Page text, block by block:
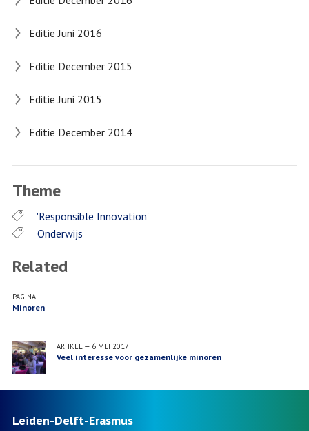
Editie Juni 2016
Editie December 2015
Editie Juni 2015
Editie December 2014
Theme
'Responsible Innovation'
Onderwijs
Related
PAGINA
Minoren
ARTIKEL— 6 MEI 2017
Veel interesse voor gezamenlijke minoren
Leiden-Delft-Erasmus